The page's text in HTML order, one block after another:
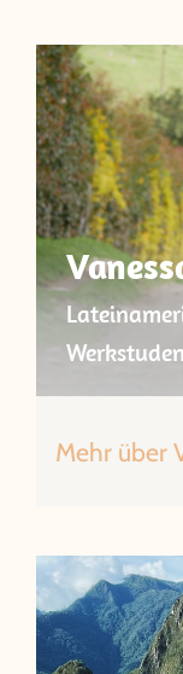
Mehr über